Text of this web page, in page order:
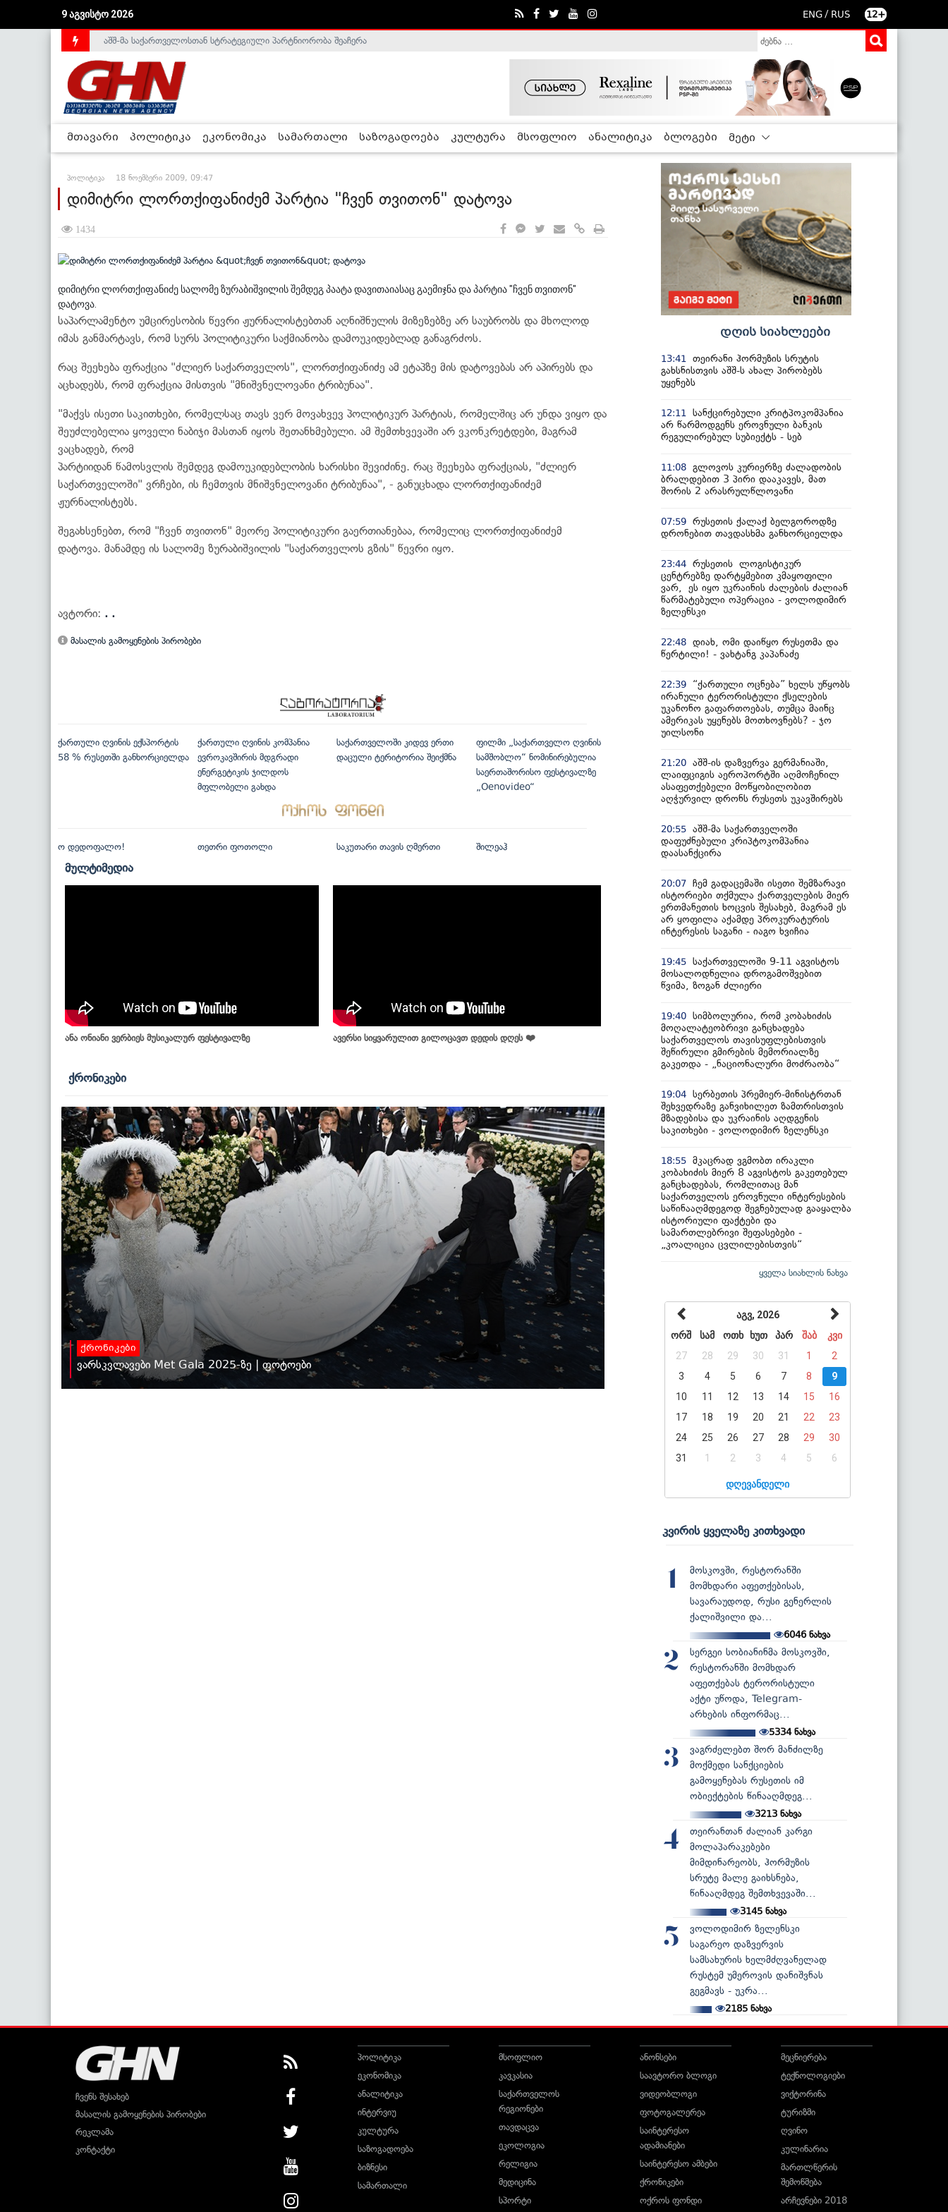
9 აგვისტო 2026 ENG / RUS 12+
საქართველოს დე-ფაქტო მთავრობა არალეგიტიმურია - ჰელსინკის კომისია
აშშ-მა საქართველოსთან სტრატეგიული პარტნიორობა შეაჩერა
მთავარი პოლიტიკა ეკონომიკა სამართალი საზოგადოება კულტურა მსოფლიო ანალიტიკა ბლოგები მეტი
პოლიტიკა 18 ნოემბერი 2009, 09:47
დიმიტრი ლორთქიფანიძემ პარტია "ჩვენ თვითონ" დატოვა
1434
დიმიტრი ლორთქიფანიძე სალომე ზურაბიშვილის შემდეგ პაატა დავითაიასაც გაემიჯნა და პარტია "ჩვენ თვითონ"
დატოვა.
საპარლამენტო უმცირესობის წევრი ჟურნალისტებთან აღნიშნულის მიზეზებზე არ საუბრობს და მხოლოდ
იმას განმარტავს, რომ სურს პოლიტიკური საქმიანობა დამოუკიდებლად განაგრძოს.
რაც შეეხება ფრაქცია "ძლიერ საქართველოს", ლორთქიფანიძე ამ ეტაპზე მის დატოვებას არ აპირებს და
აცხადებს, რომ ფრაქცია მისთვის "მნიშვნელოვანი ტრიბუნაა".
"მაქვს ისეთი საკითხები, რომელსაც თავს ვერ მოვახვევ პოლიტიკურ პარტიას, რომელშიც არ უნდა ვიყო და
შეუძლებელია ყოველი ნაბიჯი მასთან იყოს შეთანხმებული. ამ შემთხვევაში არ ვკონკრეტდები, მაგრამ
ვაცხადებ, რომ
პარტიიდან წამოსვლის შემდეგ დამოუკიდებლობის ხარისხი შევიძინე. რაც შეეხება ფრაქციას, "ძლიერ
საქართველოში" ვრჩები, ის ჩემთვის მნიშვნელოვანი ტრიბუნაა", - განუცხადა ლორთქიფანიძემ
ჟურნალისტებს.
შეგახსენებთ, რომ "ჩვენ თვითონ" მეორე პოლიტიკური გაერთიანებაა, რომელიც ლორთქიფანიძემ
დატოვა. მანამდე ის სალომე ზურაბიშვილის "საქართველოს გზის" წევრი იყო.
ავტორი: . .
მასალის გამოყენების პირობები
ქართული ღვინის ექსპორტის
58 % რუსეთში განხორციელდა
ქართული ღვინის კომპანია
ევროკავშირის მდგრადი
ენერგეტიკის ჯილდოს
მფლობელი გახდა
საქართველოში კიდევ ერთი
დაცული ტერიტორია შეიქმნა
ფილმი „საქართველო ღვინის
სამშობლო“ ნომინირებულია
საერთაშორისო ფესტივალზე
„Oenovideo“
ო დედოფალო! თეთრი ფოთოლი საკუთარი თავის ღმერთი შილეაჰ
მულტიმედია
ანა ონიანი ვერბიეს მუსიკალურ ფესტივალზე ავერსი სიყვარულით გილოცავთ დედის დღეს ❤️
ქრონიკები
ქრონიკები
ვარსკვლავები Met Gala 2025-ზე | ფოტოები
დღის სიახლეები
13:41
თეირანი ჰორმუზის სრუტის
გახსნისთვის აშშ-ს ახალ პირობებს
უყენებს
12:11
სანქცირებული კრიტპოკომპანია
არ წარმოდგენს ეროვნული ბანკის
რეგულირებულ სუბიექტს - სებ
11:08 გლოვოს კურიერზე ძალადობის
ბრალდებით 3 პირი დააკავეს, მათ
შორის 2 არასრულწლოვანი
07:59 რუსეთის ქალაქ ბელგოროდზე
დრონებით თავდასხმა განხორციელდა
23:44 რუსეთის ლოგისტიკურ
ცენტრებზე დარტყმებით კმაყოფილი
ვარ, ეს იყო უკრაინის ძალების ძალიან
წარმატებული ოპერაცია - ვოლოდიმირ
ზელენსკი
22:48 დიახ, ომი დაიწყო რუსეთმა და
წერტილი! - ვახტანგ კაპანაძე
22:39
“ქართული ოცნება” ხელს უწყობს
ირანული ტერორისტული ქსელების
უკანონო გაფართოებას, თუმცა მაინც
ამერიკას უყენებს მოთხოვნებს? - ჯო
უილსონი
21:20 აშშ-ის დაზვერვა გერმანიაში,
ლაიფციგის აეროპორტში აღმოჩენილ
ასაფეთქებელი მოწყობილობით
აღჭურვილ დრონს რუსეთს უკავშირებს
20:55 აშშ-მა საქართველოში
დაფუძნებული კრიპტოკომპანია
დაასანქცირა
20:07 ჩემ გადაცემაში ისეთი შემზარავი
ისტორიები თქმულა ქართველების მიერ
ერთმანეთის ხოცვის შესახებ, მაგრამ ეს
არ ყოფილა აქამდე პროკურატურის
ინტერესის საგანი - იაგო ხვიჩია
19:45 საქართველოში 9-11 აგვისტოს
მოსალოდნელია დროგამოშვებით
წვიმა, ზოგან ძლიერი
19:40 სიმბოლურია, რომ კობახიძის
მოღალატეობრივი განცხადება
საქართველოს თავისუფლებისთვის
შეწირული გმირების მემორიალზე
გაკეთდა - „ნაციონალური მოძრაობა“
19:04 სერბეთის პრემიერ-მინისტრთან
შეხვედრაზე განვიხილეთ ზამთრისთვის
მზადებისა და უკრაინის აღდგენის
საკითხები - ვოლოდიმირ ზელენსკი
18:55 მკაცრად ვგმობთ ირაკლი
კობახიძის მიერ 8 აგვისტოს გაკეთებულ
განცხადებას, რომლითაც მან
საქართველოს ეროვნული ინტერესების
საწინააღმდეგოდ შეგნებულად გააყალბა
ისტორიული ფაქტები და
სამართლებრივი შეფასებები -
„კოალიცია ცვლილებისთვის“
ყველა სიახლის ნახვა
აგვ, 2026
ორშ
სამ ოთხ ხუთ პარ შაბ
კვი
27
28 29 30 31 1
2
3
4 5 6 7 8
9
10
11 12 13 14 15
16
17
18 19 20 21 22
23
24
25 26 27 28 29
30
31
1 2 3 4 5 6
დღევანდელი
კვირის ყველაზე კითხვადი
1
მოსკოვში, რესტორანში
მომხდარი აფეთქებისას,
სავარაუდოდ, რუსი გენერლის
ქალიშვილი და...
6046ნახვა
2
სერგეი სობიანინმა მოსკოვში,
რესტორანში მომხდარ
აფეთქებას ტერორისტული
აქტი უწოდა, Telegram-
არხების ინფორმაც...
5334ნახვა
3
ვაგრძელებთ შორ მანძილზე
მოქმედი სანქციების
გამოყენებას რუსეთის იმ
ობიექტების წინააღმდეგ...
3213ნახვა
4
თეირანთან ძალიან კარგი
მოლაპარაკებები
მიმდინარეობს, ჰორმუზის
სრუტე მალე გაიხსნება,
წინააღმდეგ შემთხვევაში...
3145ნახვა
5
ვოლოდიმირ ზელენსკი
საგარეო დაზვერვის
სამსახურის ხელმძღვანელად
რუსტემ უმეროვის დანიშვნას
გეგმავს - უკრა...
2185 ნახვა
ჩვენს შესახებ
მასალის გამოყენების პირობები
რეკლამა
კონტაქტი
პოლიტიკა
ეკონომიკა
ანალიტიკა
ინტერვიუ
კულტურა
საზოგადოება
ბიზნესი
სამართალი
მსოფლიო
კავკასია
საქართველოს
რეგიონები
თავდაცვა
ეკოლოგია
რელიგია
მედიცინა
სპორტი
ანონსები
საავტორო ბლოგი
ვიდეობლოგი
ფოტოგალერეა
საინტერესო
ადამიანები
საინტერესო ამბები
ქრონიკები
ოქროს ფონდი
მეცნიერება
ტექნოლოგიები
ვიქტორინა
ტურიზმი
ღვინო
კულინარია
მართლწერის
შემოწმება
არჩევნები 2018